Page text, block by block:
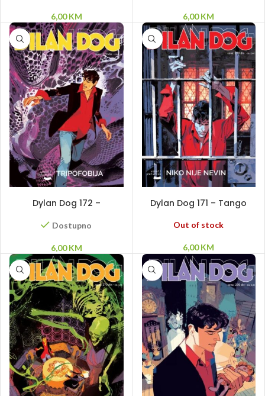
6,00KM 6,00KM
Dylan Dog 172 –
Dostupno
6,00KM
Dylan Dog 171 – Tango
Out of stock
6,00KM